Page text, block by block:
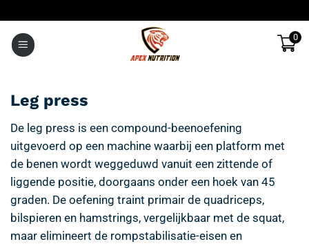
inhoud
0
Leg press
De leg press is een compound-beenoefening
uitgevoerd op een machine waarbij een platform met
de benen wordt weggeduwd vanuit een zittende of
liggende positie, doorgaans onder een hoek van 45
graden. De oefening traint primair de quadriceps,
bilspieren en hamstrings, vergelijkbaar met de squat,
maar elimineert de rompstabilisatie-eisen en